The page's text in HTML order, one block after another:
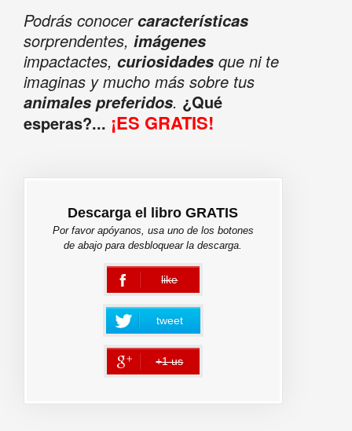
Podrás conocercaracterísticas
sorprendentes, imágenes
impactactes, curiosidadesque ni te
imaginas y mucho más sobre tus
animales preferidos. ¿Qué
esperas?... ¡ES GRATIS!
Descarga el libro GRATIS
Por favor apóyanos, usa uno de los botones
de abajo para desbloquear la descarga.
like
error
tweet
+1 us
error